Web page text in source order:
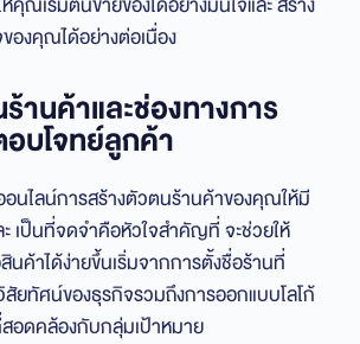
องคุณได้อย่างต่อเนื่อง
านค้าและช่องทางการ
อบโจทย์ลูกค้า
นไลน์การสร้างตัวตนร้านค้าของคุณให้มี
เป็นที่จดจำคือหัวใจสำคัญที่ จะช่วยให้
ค้าได้ง่ายขึ้นเริ่มจากการตั้งชื่อร้านที่
ยทัศน์ของธุรกิจรวมถึงการออกแบบโลโก้
อดคล้องกับกลุ่มเป้าหมาย